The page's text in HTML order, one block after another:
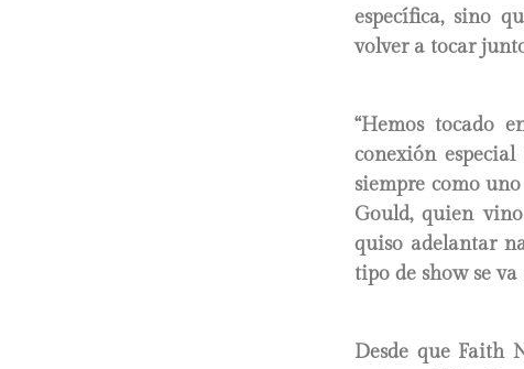
específica, sino
volver a tocar
“Hemos tocado
conexión
siempre como
Gould, quien
quiso adelantar
tipo de show se va
Desde que Faith